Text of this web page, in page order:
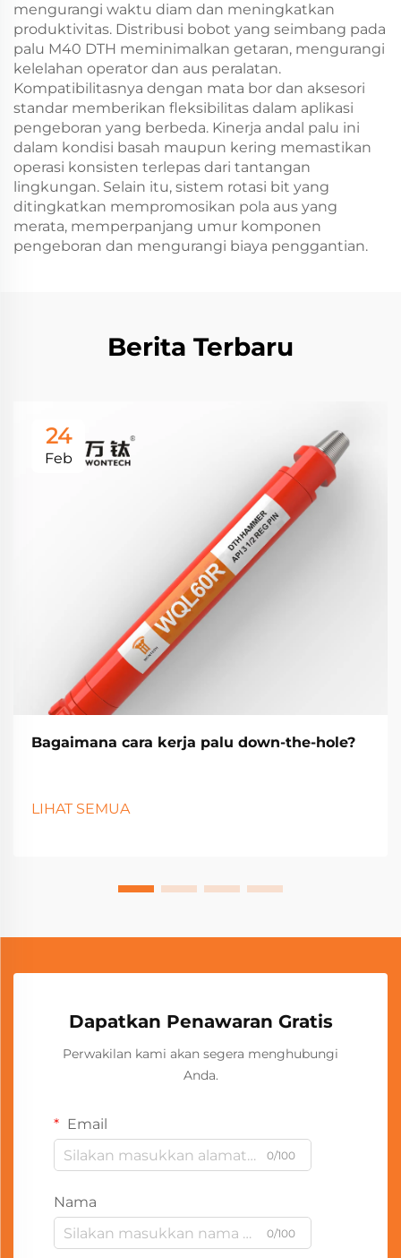
mengurangi waktu diam dan meningkatkan
produktivitas. Distribusi bobot yang seimbang pada
palu M40 DTH meminimalkan getaran, mengurangi
kelelahan operator dan aus peralatan.
Kompatibilitasnya dengan mata bor dan aksesori
standar memberikan fleksibilitas dalam aplikasi
pengeboran yang berbeda. Kinerja andal palu ini
dalam kondisi basah maupun kering memastikan
operasi konsisten terlepas dari tantangan
lingkungan. Selain itu, sistem rotasi bit yang
ditingkatkan mempromosikan pola aus yang
merata, memperpanjang umur komponen
pengeboran dan mengurangi biaya penggantian.
Berita Terbaru
24
Feb
Bagaimana cara kerja palu down-the-hole?
LIHAT SEMUA
Dapatkan Penawaran Gratis
Perwakilan kami akan segera menghubungi
Anda.
Email
0/100
Nama
0/100